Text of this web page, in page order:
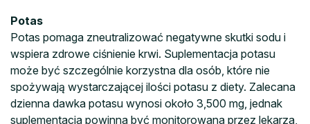
Potas
Potas pomaga zneutralizować negatywne skutki sodu i
wspiera zdrowe ciśnienie krwi. Suplementacja potasu
może być szczególnie korzystna dla osób, które nie
spożywają wystarczającej ilości potasu z diety. Zalecana
dzienna dawka potasu wynosi około 3,500 mg, jednak
suplementacja powinna być monitorowana przez lekarza,